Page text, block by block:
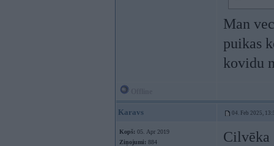
Man
puikas
kovidu
Karavs 04. Feb 2025,
Kopš: 05. Apr 2019
Ziņojumi: 884
Cilvēka